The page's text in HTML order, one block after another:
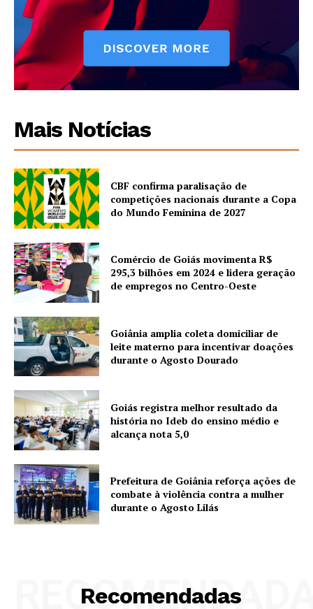
Mais Notícias
CBF confirma paralisação de
competições nacionais durante a Copa
do Mundo Feminina de 2027
Comércio de Goiás movimenta R$
295,3 bilhões em 2024 e lidera geração
de empregos no Centro-Oeste
Goiânia amplia coleta domiciliar de
leite materno para incentivar doações
durante o Agosto Dourado
Goiás registra melhor resultado da
história no Ideb do ensino médio e
alcança nota 5,0
Prefeitura de Goiânia reforça ações de
combate à violência contra a mulher
durante o Agosto Lilás
Recomendadas